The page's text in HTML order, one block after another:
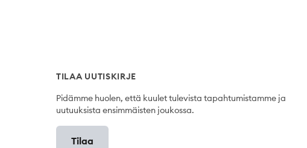
TILAA UUTISKIRJE
Pidämme huolen, että kuulet tulevista tapahtumistamme ja
uutuuksista ensimmäisten joukossa.
Tilaa